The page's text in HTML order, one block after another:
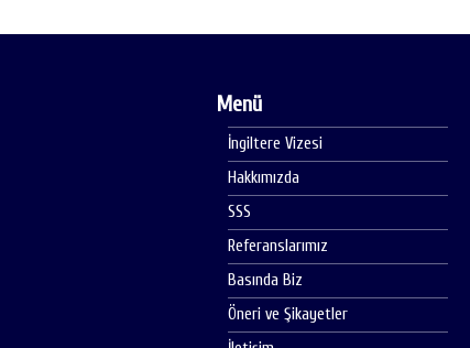
Menü
İngiltere Vizesi
Hakkımızda
SSS
Referanslarımız
Basında Biz
Öneri ve Şikayetler